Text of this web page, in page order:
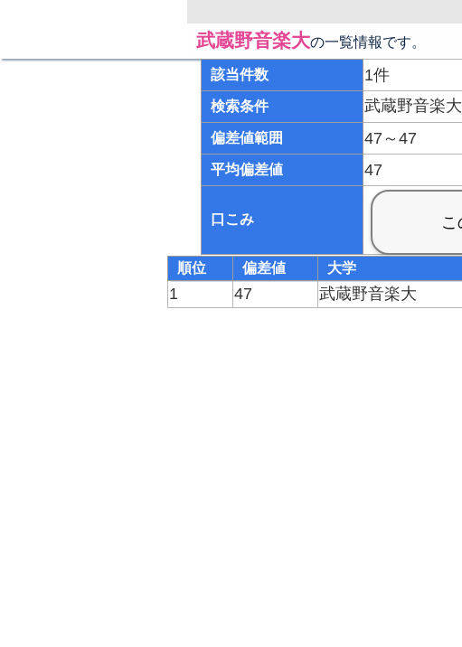
武蔵野音楽大の一覧情報です。
該当件数 1件
検索条件 武蔵野音楽大
偏差値範囲 47～47
平均偏差値 47
口こみ
順位 偏差値 大学
1 47 武蔵野音楽大